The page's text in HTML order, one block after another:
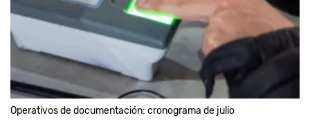
Operativos de documentación: cronograma de julio